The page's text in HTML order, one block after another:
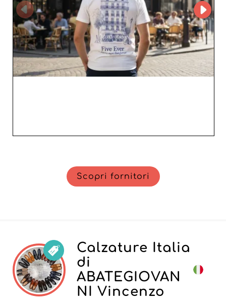
Scopri fornitori
Calzature Italia
di
ABATEGIOVAN
NI Vincenzo